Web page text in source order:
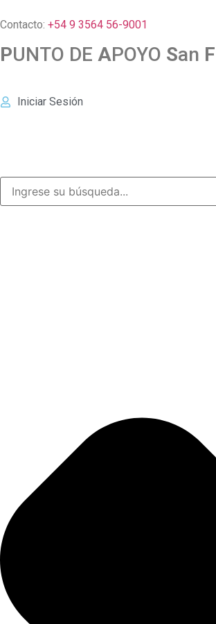
Contacto: +54 9 3564 56-9001
PUNTO DE APOYO San F
Iniciar Sesión